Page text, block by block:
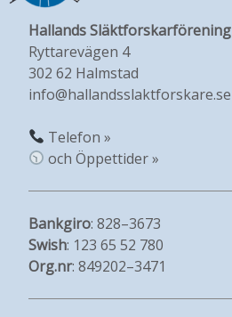
Hallands Släktforskarförening
Ryttarevägen 4
302 62 Halmstad
info@hallandsslaktforskare.se
Telefon »
och Öppettider »
Bankgiro: 828–3673
Swish: 123 65 52 780
Org.nr: 849202–3471